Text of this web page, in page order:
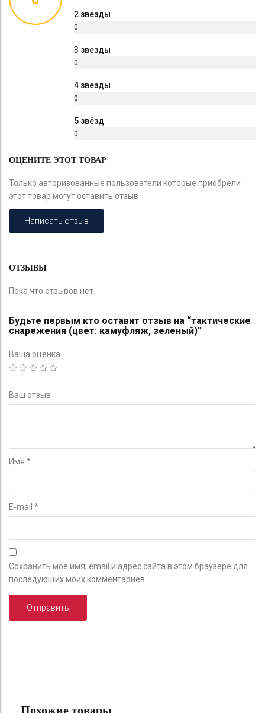
2 звезды
0
3 звезды
0
4 звезды
0
5 звёзд
0
ОЦЕНИТЕ ЭТОТ ТОВАР
Только авторизованные пользователи которые приобрели
этот товар могут оставить отзыв
Написать отзыв
ОТЗЫВЫ
Пока что отзывов нет
Будьте первым кто оставит отзыв на “тактические
снарежения (цвет: камуфляж, зеленый)”
Ваша оценка
Ваш отзыв
Имя *
E-mail *
Сохранить моё имя, email и адрес сайта в этом браузере для
последующих моих комментариев.
Похожие товары